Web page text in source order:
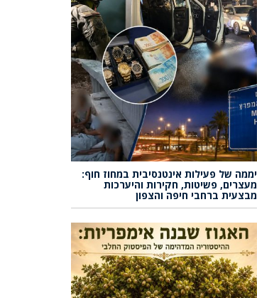
יממה של פעילות אינטנסיבית במחוז חוף:
מעצרים, פשיטות, חקירות והיערכות
מבצעית ברחבי חיפה והצפון